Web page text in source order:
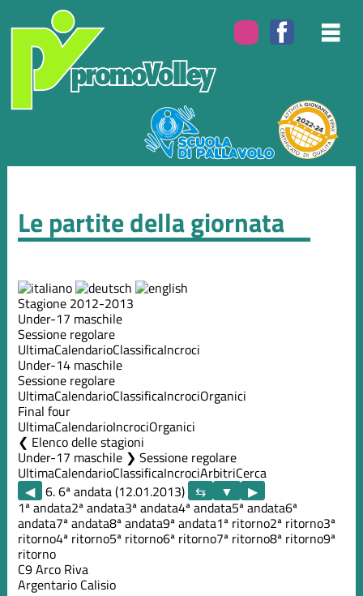
Le partite della giornata
Stagione 2012-2013
Under-17 maschile
Sessione regolare
UltimaCalendarioClassificaIncroci
Under-14 maschile
Sessione regolare
UltimaCalendarioClassificaIncrociOrganici
Final four
UltimaCalendarioIncrociOrganici
Elenco delle stagioni
Under-17 maschile ❯ Sessione regolare
UltimaCalendarioClassificaIncrociArbitriCerca
◀ 6. 6ª andata (12.01.2013)
▶
1ª andata2ª andata3ª andata4ª andata5ª andata6ª
andata7ª andata8ª andata9ª andata1ª ritorno2ª ritorno3ª
ritorno4ª ritorno5ª ritorno6ª ritorno7ª ritorno8ª ritorno9ª
ritorno
C9 Arco Riva
Argentario Calisio